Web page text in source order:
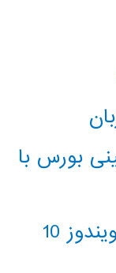
بورس با